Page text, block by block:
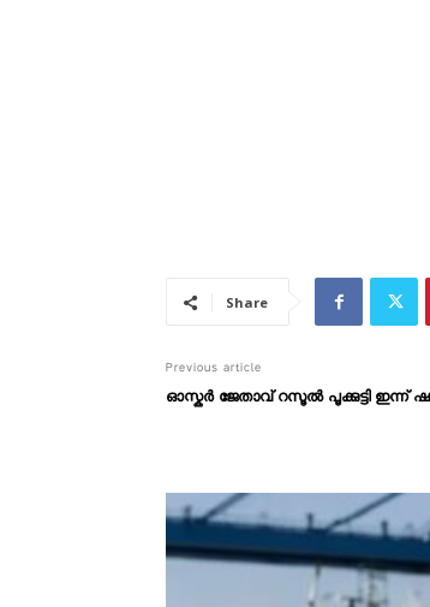
Share
Previous article
ഓസ്കർ ജേതാവ് റസൂല്‍ പൂക്കുട്ടി ഇന്ന്